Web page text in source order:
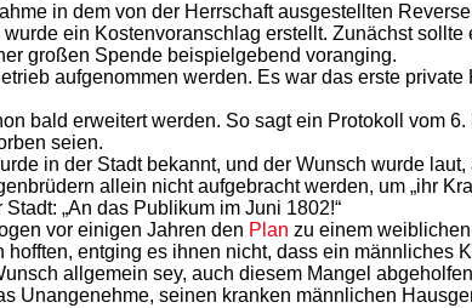
in dem von der Herrschaft ausgestellten Reverse
ein Kostenvoranschlag erstellt. Zunächst
großen Spende beispielgebend voranging.
aufgenommen werden. Es war das erste
bald erweitert werden. So sagt ein Protokoll vom
seien.
in der Stadt bekannt, und der Wunsch wurde
allein nicht aufgebracht werden, um „ihr
„An das Publikum im Juni 1802!“
vor einigen Jahren den Plan zu einem
hofften, entging es ihnen nicht, dass ein
allgemein sey, auch diesem Mangel
Unangenehme, seinen kranken männlichen